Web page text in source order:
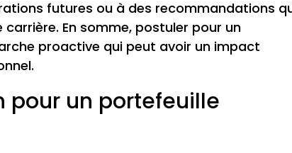
futures ou à des recommandations
En somme, postuler pour un
proactive qui peut avoir un impact
pour un portefeuille